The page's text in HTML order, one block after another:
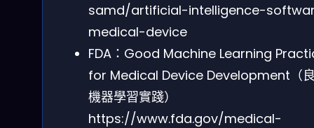
samd/artificial-intelligence-
medical-device
FDA：Good Machine Learning
for Medical Device Development（
機器學習實踐）
https://www.fda.gov/medical-